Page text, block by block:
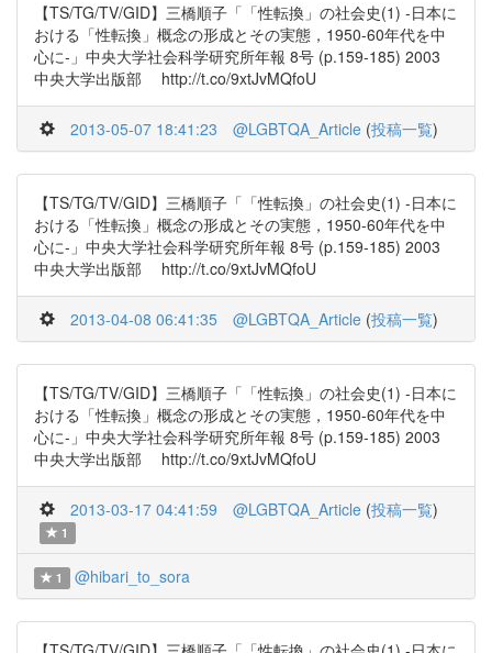
【TS/TG/TV/GID】三橋順子「「性転換」の社会史(1) -日本に
おける「性転換」概念の形成とその実態，1950-60年代を中
心に-」中央大学社会科学研究所年報 8号 (p.159-185) 2003
中央大学出版部 http://t.co/9xtJvMQfoU
2013-05-07 18:41:23 @LGBTQA_Article (投稿一覧)
【TS/TG/TV/GID】三橋順子「「性転換」の社会史(1) -日本に
おける「性転換」概念の形成とその実態，1950-60年代を中
心に-」中央大学社会科学研究所年報 8号 (p.159-185) 2003
中央大学出版部 http://t.co/9xtJvMQfoU
2013-04-08 06:41:35 @LGBTQA_Article (投稿一覧)
【TS/TG/TV/GID】三橋順子「「性転換」の社会史(1) -日本に
おける「性転換」概念の形成とその実態，1950-60年代を中
心に-」中央大学社会科学研究所年報 8号 (p.159-185) 2003
中央大学出版部 http://t.co/9xtJvMQfoU
2013-03-17 04:41:59 @LGBTQA_Article (投稿一覧)
1
1 @hibari_to_sora